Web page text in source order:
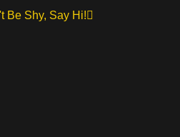
Be Shy, Say Hi!